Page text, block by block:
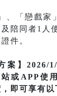
「戀戲家
陪同者1人
件。
案】2026/
或APP使
即可享有以